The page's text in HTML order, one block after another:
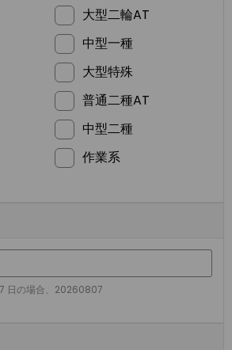
大型二輪AT
中型一種
大型特殊
普通二種AT
中型二種
作業系
日の場合、20260807